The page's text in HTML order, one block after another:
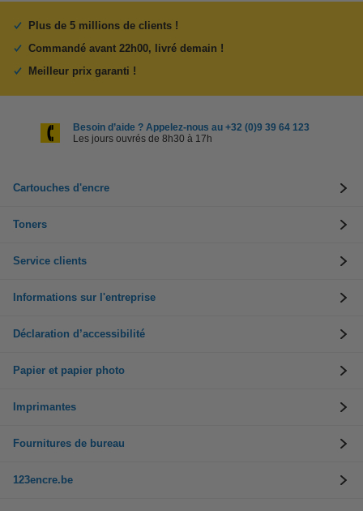
Plus de 5 millions de clients !
Commandé avant 22h00, livré demain !
Meilleur prix garanti !
Besoin d’aide ? Appelez-nous au +32 (0)9 39 64 123
Les jours ouvrés de 8h30 à 17h
Cartouches d'encre
Toners
Service clients
Informations sur l'entreprise
Déclaration d’accessibilité
Papier et papier photo
Imprimantes
Fournitures de bureau
123encre.be